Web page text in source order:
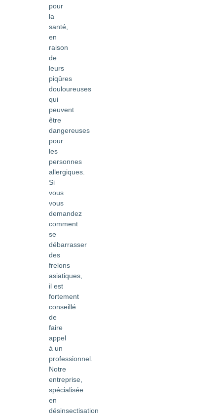
pour
la
santé,
en
raison
de
leurs
piqûres
douloureuses
qui
peuvent
être
dangereuses
pour
les
personnes
allergiques.
Si
vous
vous
demandez
comment
se
débarrasser
des
frelons
asiatiques,
il est
fortement
conseillé
de
faire
appel
à un
professionnel.
Notre
entreprise,
spécialisée
en
désinsectisation